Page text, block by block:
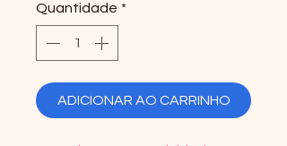
Quantidade *
ADICIONAR AO CARRINHO